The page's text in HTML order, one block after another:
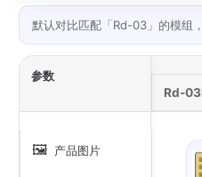
默认对比匹配「Rd-03」的模组
参数
Rd-
🖼️ 产品图片